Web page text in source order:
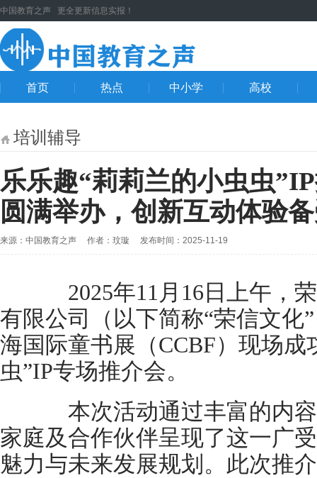
中国教育之声 更全更新信息实报！
首页 热点 中小学 高校
培训辅导
乐乐趣“莉莉兰的小虫虫
圆满举办，创新互动体验
来源：中国教育之声 作者：玟璇 发布时间：2025-11-19
2025年11月16日上午，荣
有限公司（以下简称“荣信文化
海国际童书展（CCBF）现场成
虫”IP专场推介会。
本次活动通过丰富的内容
家庭及合作伙伴呈现了这一广
魅力与未来发展规划。此次推